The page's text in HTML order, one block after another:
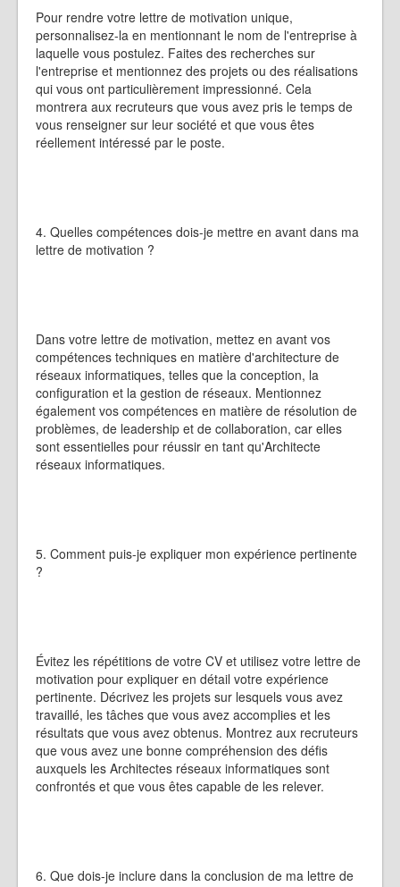
Pour rendre votre lettre de motivation unique,
personnalisez-la en mentionnant le nom de l'entreprise à
laquelle vous postulez. Faites des recherches sur
l'entreprise et mentionnez des projets ou des réalisations
qui vous ont particulièrement impressionné. Cela
montrera aux recruteurs que vous avez pris le temps de
vous renseigner sur leur société et que vous êtes
réellement intéressé par le poste.
4. Quelles compétences dois-je mettre en avant dans ma
lettre de motivation ?
Dans votre lettre de motivation, mettez en avant vos
compétences techniques en matière d'architecture de
réseaux informatiques, telles que la conception, la
configuration et la gestion de réseaux. Mentionnez
également vos compétences en matière de résolution de
problèmes, de leadership et de collaboration, car elles
sont essentielles pour réussir en tant qu'Architecte
réseaux informatiques.
5. Comment puis-je expliquer mon expérience pertinente
?
Évitez les répétitions de votre CV et utilisez votre lettre de
motivation pour expliquer en détail votre expérience
pertinente. Décrivez les projets sur lesquels vous avez
travaillé, les tâches que vous avez accomplies et les
résultats que vous avez obtenus. Montrez aux recruteurs
que vous avez une bonne compréhension des défis
auxquels les Architectes réseaux informatiques sont
confrontés et que vous êtes capable de les relever.
6. Que dois-je inclure dans la conclusion de ma lettre de